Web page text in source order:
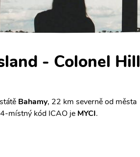
- Colonel Hill
Bahamy, 22 km severně od města
místný kód ICAO je MYCI.